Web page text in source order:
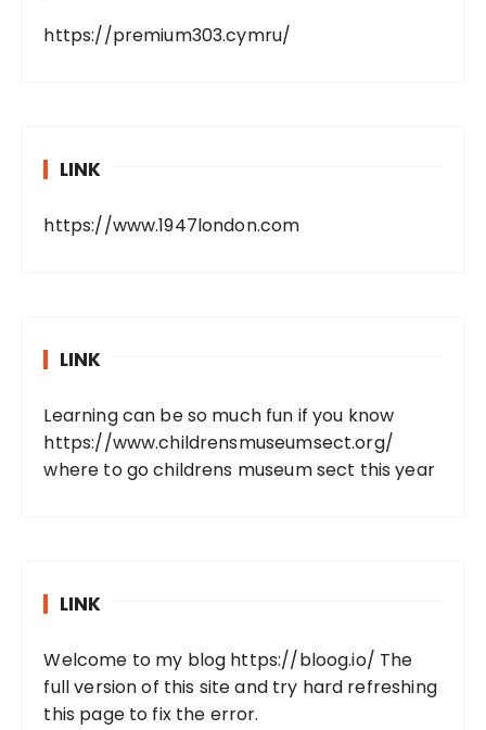
https://premium303.cymru/
LINK
https://www.1947london.com
LINK
Learning can be so much fun if you know
https://www.childrensmuseumsect.org/
where to go childrens museum sect this year
LINK
Welcome to my blog https://bloog.io/ The
full version of this site and try hard refreshing
this page to fix the error.